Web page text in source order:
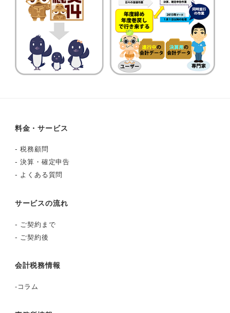
料金・サービス
-税務顧問
-決算・確定申告
- よくある質問
サービスの流れ
- ご契約まで
- ご契約後
会計税務情報
-コラム